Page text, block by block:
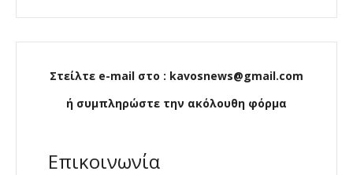
Στείλτε e-mail στο : kavosnews@gmail.com
ή συμπληρώστε την ακόλουθη φόρμα
Επικοινωνία